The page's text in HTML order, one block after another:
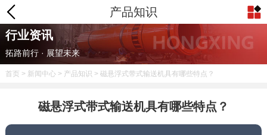
产品知识
行业资讯
拓路前行 · 展望未来
首页 > 新闻中心> 产品知识 > 磁悬浮式带式输送机具有哪些特点？
磁悬浮式带式输送机具有哪些特点？